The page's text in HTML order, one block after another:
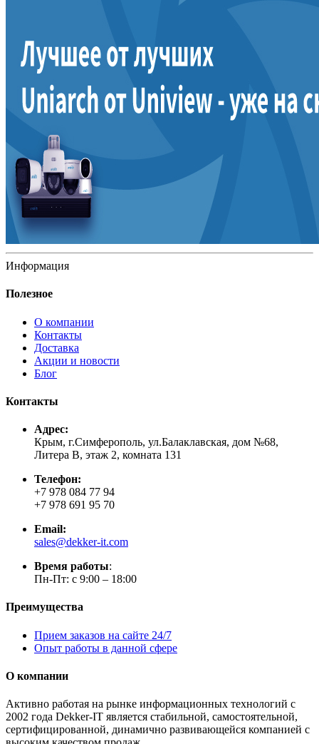
Информация
Полезное
О компании
Контакты
Доставка
Акции и новости
Блог
Контакты
Адрес:
Крым, г.Симферополь, ул.Балаклавская, дом №68,
Литера В, этаж 2, комната 131
Телефон:
+7 978 084 77 94
+7 978 691 95 70
Email:
sales@dekker-it.com
Время работы:
Пн-Пт: с 9:00 – 18:00
Преимущества
Прием заказов на сайте 24/7
Опыт работы в данной сфере
О компании
Активно работая на рынке информационных технологий с
2002 года Dekker-IT является стабильной, самостоятельной,
сертифицированной, динамично развивающейся компанией с